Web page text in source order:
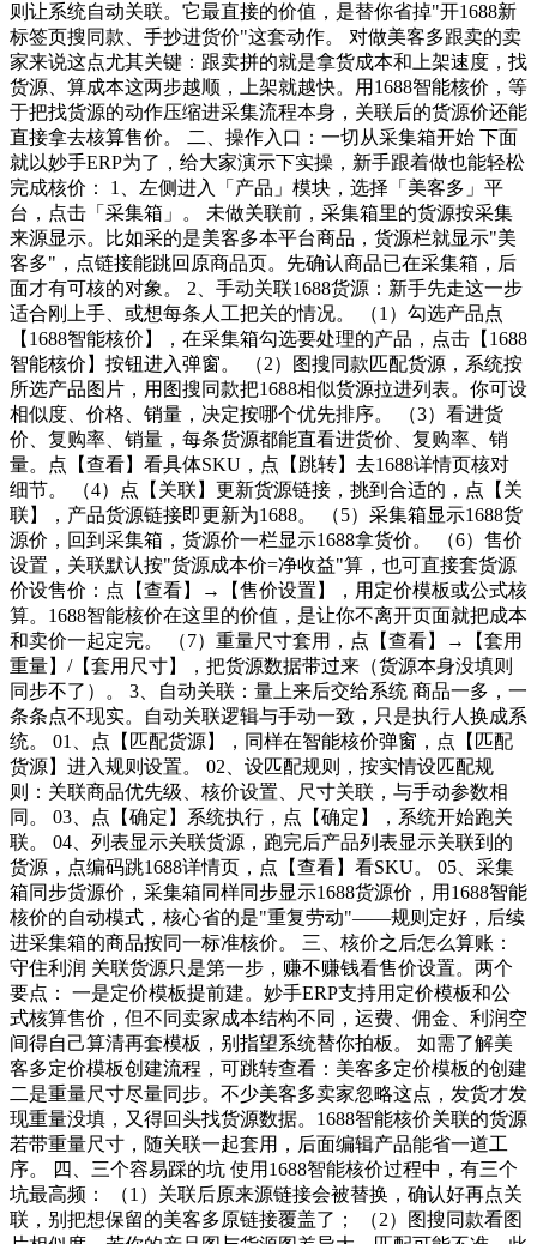
则让系统自动关联。它最直接的价值，是替你省掉"开1688新
标签页搜同款、手抄进货价"这套动作。 对做美客多跟卖的卖
家来说这点尤其关键：跟卖拼的就是拿货成本和上架速度，找
货源、算成本这两步越顺，上架就越快。用1688智能核价，等
于把找货源的动作压缩进采集流程本身，关联后的货源价还能
直接拿去核算售价。 二、操作入口：一切从采集箱开始 下面
就以妙手ERP为了，给大家演示下实操，新手跟着做也能轻松
完成核价： 1、左侧进入「产品」模块，选择「美客多」平
台，点击「采集箱」。 未做关联前，采集箱里的货源按采集
来源显示。比如采的是美客多本平台商品，货源栏就显示"美
客多"，点链接能跳回原商品页。先确认商品已在采集箱，后
面才有可核的对象。 2、手动关联1688货源：新手先走这一步
适合刚上手、或想每条人工把关的情况。 （1）勾选产品点
【1688智能核价】，在采集箱勾选要处理的产品，点击【1688
智能核价】按钮进入弹窗。 （2）图搜同款匹配货源，系统按
所选产品图片，用图搜同款把1688相似货源拉进列表。你可设
相似度、价格、销量，决定按哪个优先排序。 （3）看进货
价、复购率、销量，每条货源都能直看进货价、复购率、销
量。点【查看】看具体SKU，点【跳转】去1688详情页核对
细节。 （4）点【关联】更新货源链接，挑到合适的，点【关
联】，产品货源链接即更新为1688。 （5）采集箱显示1688货
源价，回到采集箱，货源价一栏显示1688拿货价。 （6）售价
设置，关联默认按"货源成本价=净收益"算，也可直接套货源
价设售价：点【查看】→【售价设置】，用定价模板或公式核
算。1688智能核价在这里的价值，是让你不离开页面就把成本
和卖价一起定完。 （7）重量尺寸套用，点【查看】→【套用
重量】/【套用尺寸】，把货源数据带过来（货源本身没填则
同步不了）。 3、自动关联：量上来后交给系统 商品一多，一
条条点不现实。自动关联逻辑与手动一致，只是执行人换成系
统。 01、点【匹配货源】，同样在智能核价弹窗，点【匹配
货源】进入规则设置。 02、设匹配规则，按实情设匹配规
则：关联商品优先级、核价设置、尺寸关联，与手动参数相
同。 03、点【确定】系统执行，点【确定】，系统开始跑关
联。 04、列表显示关联货源，跑完后产品列表显示关联到的
货源，点编码跳1688详情页，点【查看】看SKU。 05、采集
箱同步货源价，采集箱同样同步显示1688货源价，用1688智能
核价的自动模式，核心省的是"重复劳动"——规则定好，后续
进采集箱的商品按同一标准核价。 三、核价之后怎么算账：
守住利润 关联货源只是第一步，赚不赚钱看售价设置。两个
要点： 一是定价模板提前建。妙手ERP支持用定价模板和公
式核算售价，但不同卖家成本结构不同，运费、佣金、利润空
间得自己算清再套模板，别指望系统替你拍板。 如需了解美
客多定价模板创建流程，可跳转查看：美客多定价模板的创建
二是重量尺寸尽量同步。不少美客多卖家忽略这点，发货才发
现重量没填，又得回头找货源数据。1688智能核价关联的货源
若带重量尺寸，随关联一起套用，后面编辑产品能省一道工
序。 四、三个容易踩的坑 使用1688智能核价过程中，有三个
坑最高频： （1）关联后原来源链接会被替换，确认好再点关
联，别把想保留的美客多原链接覆盖了； （2）图搜同款看图